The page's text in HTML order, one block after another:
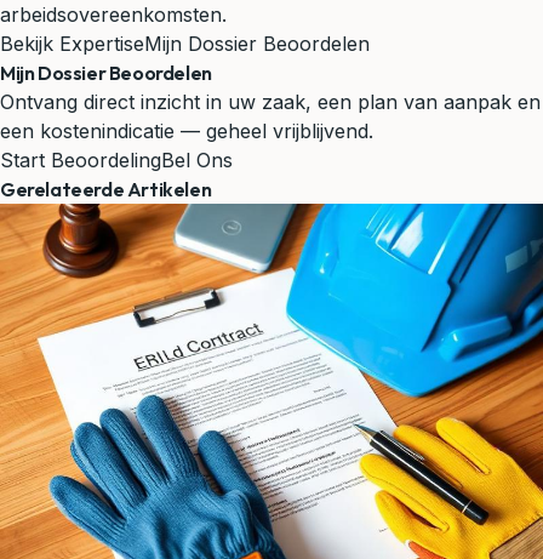
arbeidsovereenkomsten.
Bekijk ExpertiseMijn Dossier Beoordelen
Mijn Dossier Beoordelen
Ontvang direct inzicht in uw zaak, een plan van aanpak en
een kostenindicatie — geheel vrijblijvend.
Start BeoordelingBel Ons
Gerelateerde Artikelen